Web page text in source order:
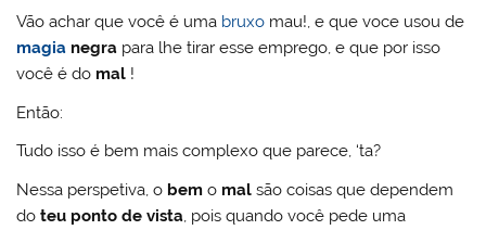
Vão achar que você é uma bruxo mau!, e que voce usou de
magia negra para lhe tirar esse emprego, e que por isso
você é do mal !
Então:
Tudo isso é bem mais complexo que parece, ‘ta?
Nessa perspetiva, o bem o mal são coisas que dependem
doteu ponto de vista , pois quando você pede uma